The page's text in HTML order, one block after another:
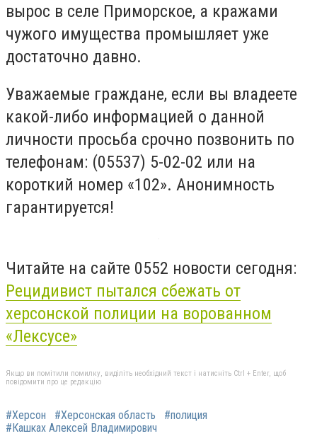
вырос в селе Приморское, а кражами
чужого имущества промышляет уже
достаточно давно.
Уважаемые граждане, если вы владеете
какой-либо информацией о данной
личности просьба срочно позвонить по
телефонам: (05537) 5-02-02 или на
короткий номер «102». Анонимность
гарантируется!
Читайте на сайте 0552 новости сегодня:
Рецидивист пытался сбежать от
херсонской полиции на ворованном
«Лексусе»
Якщо ви помітили помилку, виділіть необхідний текст і натисніть Ctrl + Enter, щоб
повідомити про це редакцію
#Херсон #Херсонская область
#полиция
#Кашках Алексей Владимирович